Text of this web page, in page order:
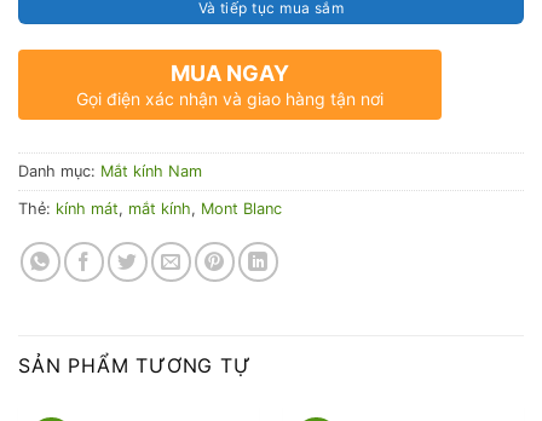
MUA NGAY
Gọi điện xác nhận và giao hàng tận nơi
Danh mục: Mắt kính Nam
Thẻ: kính mát, mắt kính, Mont Blanc
SẢN PHẨM TƯƠNG TỰ